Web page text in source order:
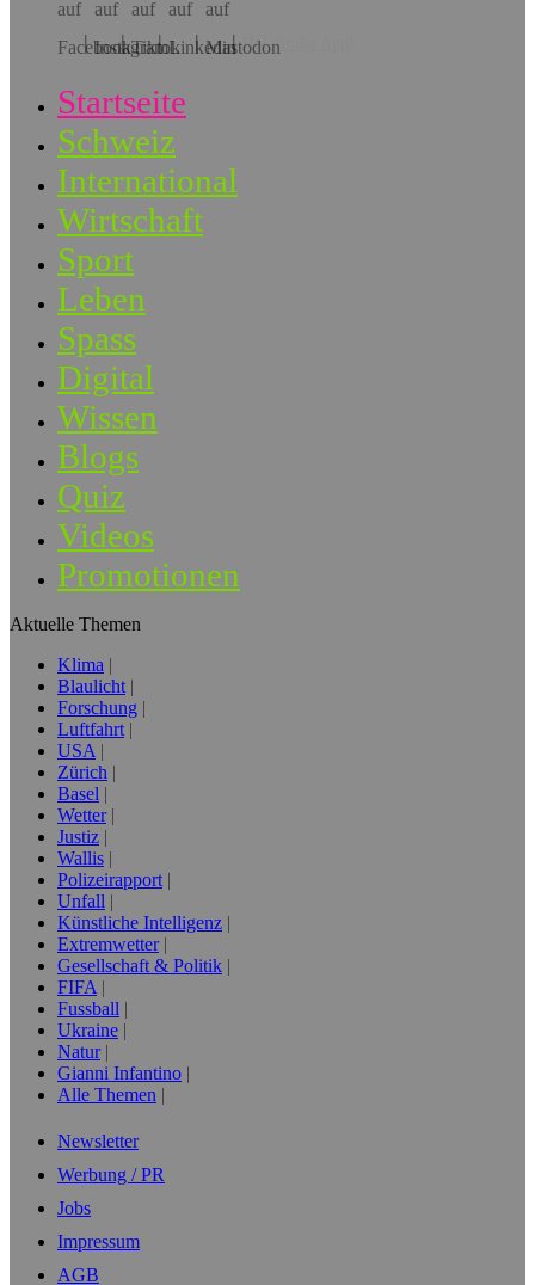
Hol dir die App!
Startseite
Schweiz
International
Wirtschaft
Sport
Leben
Spass
Digital
Wissen
Blogs
Quiz
Videos
Promotionen
Aktuelle Themen
Klima
Blaulicht
Forschung
Luftfahrt
USA
Zürich
Basel
Wetter
Justiz
Wallis
Polizeirapport
Unfall
Künstliche Intelligenz
Extremwetter
Gesellschaft & Politik
FIFA
Fussball
Ukraine
Natur
Gianni Infantino
Alle Themen
Newsletter
Werbung / PR
Jobs
Impressum
AGB